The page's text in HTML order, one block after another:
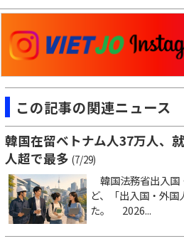
この記事の関連ニュース
韓国在留ベトナム人37万人、
人超で最多 (7/29)
韓国法務省出入国
ど、「出入国・外
た。 2026...